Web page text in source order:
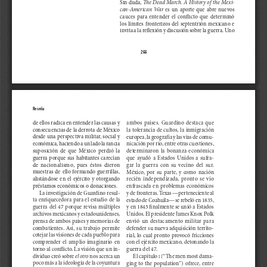
266
Sin duda, Th
  e Dead March. A
History of the Mexi-
can-American  War
  es  un  aporte  que  abre  nuevos
cauces  para  entender  el  confl icto  que  determinó
los límites fronterizos del septentrión mexicano e
invita a la refl
  exión y discusión sobre la guerra. Uno
Reseña
de ellos radica en entender las causas y
consecuencias de la derrota de México
desde una perspectiva militar, social y
económica, haciendo a un lado la rancia
suposición  de  que  México  perdió  la
guerra porque sus habitantes carecían
de  nacionalismo,  pues  éstos  dieron
muestras  de  ello  formando  guerrillas,
alistándose  en  el  ejército  y  otorgando
préstamos económicos o donaciones.
La investigación de Guardino resul-
ta enriquecedora para el estudio de la
guerra  del  47  porque  revisa  múltiples
archivos mexicanos y estadounidenses,
prensa de ambos países y memorias de
combatientes.  Así,  su  trabajo  permite
cotejar las visiones de cada pueblo para
comprender  el  amplio  imaginario  en
torno al confl icto. La visión que un in-
dividuo creó sobre el otro nos acerca un
poco más a la ideología de la coyuntura
ambos  países.  Guardino  destaca  que
la tolerancia de cultos, la inmigración
europea, la geografía y las vías de comu-
nicación por río, entre otras cuestiones,
determinaron  la  bonanza  económica
que  ayudó  a  Estados  Unidos  a  sufra-
gar  la  guerra  con  su  vecino  del  sur.
México,  por  su  parte,  y  como  nación
recién  independizada,  pronto  se  vio
enfrascada  en  problemas  económicos
y de fronteras. Texas —perteneciente al
estado de Coahuila— se rebeló en 1835,
y en 1845 fi nalmente se unió a Estados
Unidos. El presidente James Knox Polk
envió  un  destacamento  militar  para
defender su nueva adquisición territo-
rial, lo cual pronto provocó fricciones
con el ejército mexicano, detonando la
guerra del 47.
El capítulo I (“The men most dama-
ging  to  the  population”)  ofrece,  entre